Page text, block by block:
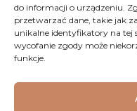
do informacji o urządzeniu.
przetwarzać dane, takie jak
unikalne identyfikatory na tej
wycofanie zgody może
funkcje.
Kontakt